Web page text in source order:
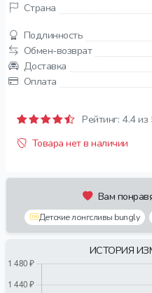
Страна
Подлинность
Обмен-возврат
Доставка
Оплата
Рейтинг: 4.4из
Товара нет в наличии
Вам
Детские лонгсливы bungly
ИСТОРИЯ